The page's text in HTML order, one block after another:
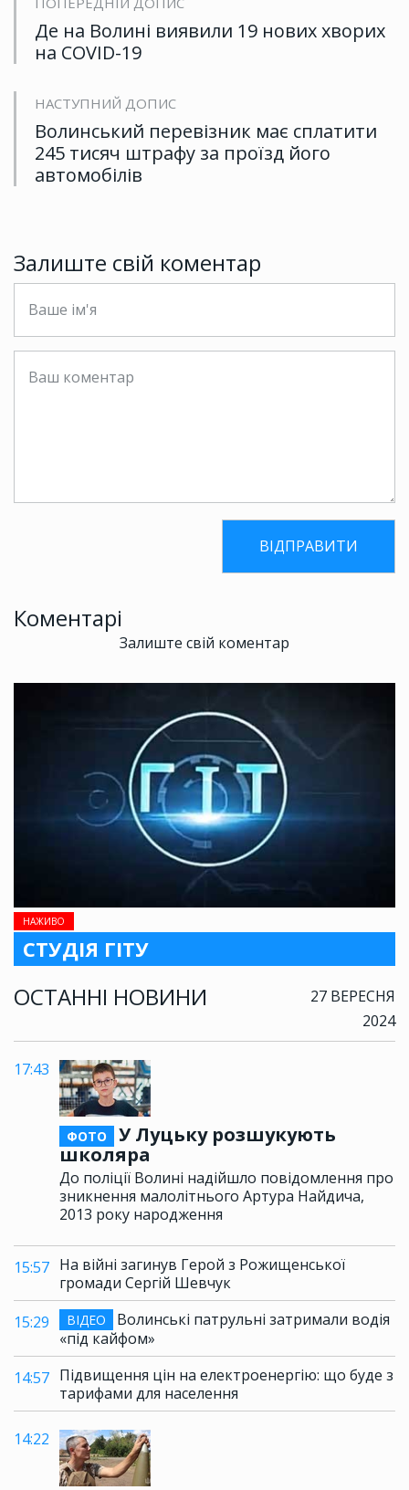
НАЖИВО
СТУДІЯ ГІТУ
ОСТАННІ НОВИНИ
27 ВЕРЕСНЯ
2024
17:43
ФОТО
У Луцьку розшукують
школяра
До поліції Волині надійшло повідомлення про
зникнення малолітнього Артура Найдича,
2013 року народження
15:57 На війні загинув Герой з Рожищенської
громади Сергій Шевчук
15:29
ВІДЕО
Волинські патрульні затримали водія
«під кайфом»
14:57 Підвищення цін на електроенергію: що буде з
тарифами для населення
14:22
Де на Волині виявили 19 нових хворих
на COVID-19
НАСТУПНИЙ ДОПИС
Волинський перевізник має сплатити
245 тисяч штрафу за проїзд його
автомобілів
Залиште свій коментар
Коментарі
Залиште свій коментар